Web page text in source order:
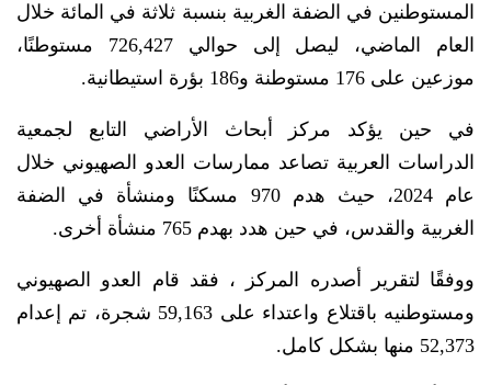
المستوطنين في الضفة الغربية بنسبة ثلاثة في المائة خلال
العام الماضي، ليصل إلى حوالي 726,427 مستوطنًا،
موزعين على 176 مستوطنة و186 بؤرة استيطانية.
في حين يؤكد مركز أبحاث الأراضي التابع لجمعية
الدراسات العربية تصاعد ممارسات العدو الصهيوني خلال
عام 2024، حيث هدم 970 مسكنًا ومنشأة في الضفة
الغربية والقدس، في حين هدد بهدم 765 منشأة أخرى.
ووفقًا لتقرير أصدره المركز ، فقد قام العدو الصهيوني
ومستوطنيه باقتلاع واعتداء على 59,163 شجرة، تم إعدام
52,373 منها بشكل كامل.